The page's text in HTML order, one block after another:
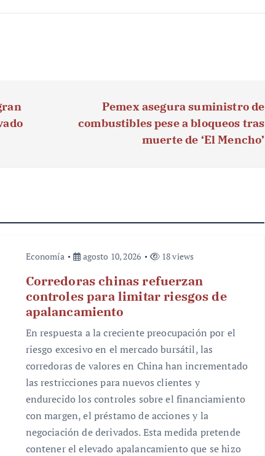
Pemex asegura suministro de
combustibles pese a bloqueos tras
muerte de ‘El Mencho’
Economía agosto 10, 2026 18 views
Corredoras chinas refuerzan
controles para limitar riesgos de
apalancamiento
En respuesta a la creciente preocupación por el
riesgo excesivo en el mercado bursátil, las
corredoras de valores en China han incrementado
las restricciones para nuevos clientes y
endurecido los controles sobre el financiamiento
con margen, el préstamo de acciones y la
negociación de derivados. Esta medida pretende
contener el elevado apalancamiento que se hizo